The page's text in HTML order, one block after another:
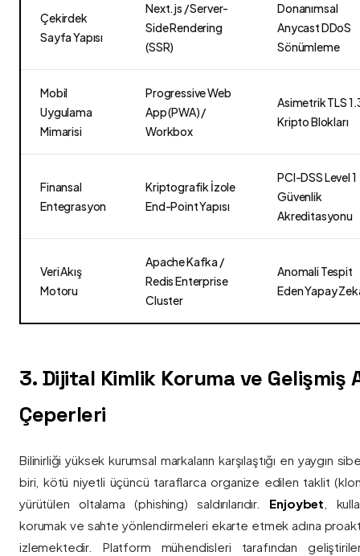
Çekirdek
Sayfa Yapısı
Next.js / Server-
Side Rendering
(SSR)
Donanımsal
Anycast DDoS
Sönümleme
Mobil
Uygulama
Mimarisi
Progressive Web
App (PWA) /
Workbox
Asimetrik TLS
Kripto Blokları
Finansal
Entegrasyon
Kriptografik İzole
End-Point Yapısı
PCI-DSS Level 1
Güvenlik
Akreditasyonu
Veri Akış
Motoru
Apache Kafka /
Redis Enterprise
Cluster
Anomali Tespit
Eden Yapay
3. Dijital Kimlik Koruma ve Gelişmiş
Çeperleri
Bilinirliği yüksek kurumsal markaların karşılaştığı en yaygın
biri, kötü niyetli üçüncü taraflarca organize edilen taklit
yürütülen oltalama (phishing) saldırılarıdır. Enjoybet ,
korumak ve sahte yönlendirmeleri ekarte etmek adına
izlemektedir. Platform mühendisleri tarafından